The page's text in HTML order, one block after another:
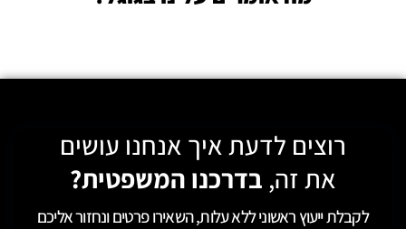
רוצים לדעת איך אנחנו עושים
את זה, בדרכנו המשפטית?
לקבלת ייעוץ ראשוני ללא עלות, השאירו פרטים ונחזור אליכם